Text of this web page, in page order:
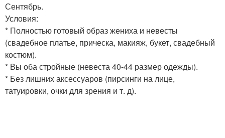
Сентябрь.
Условия:
* Полностью готовый образ жениха и невесты
(свадебное платье, прическа, макияж, букет, свадебный
костюм).
* Вы оба стройные (невеста 40-44 размер одежды).
* Без лишних аксессуаров (пирсинги на лице,
татуировки, очки для зрения и т. д).